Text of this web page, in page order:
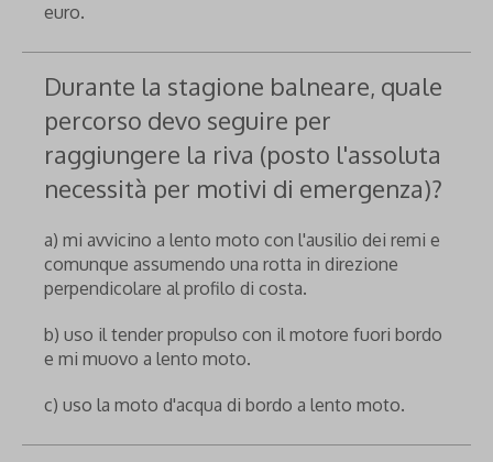
euro.
Durante la stagione balneare, quale
percorso devo seguire per
raggiungere la riva (posto l'assoluta
necessità per motivi di emergenza)?
a) mi avvicino a lento moto con l'ausilio dei remi e
comunque assumendo una rotta in direzione
perpendicolare al profilo di costa.
b) uso il tender propulso con il motore fuori bordo
e mi muovo a lento moto.
c) uso la moto d'acqua di bordo a lento moto.